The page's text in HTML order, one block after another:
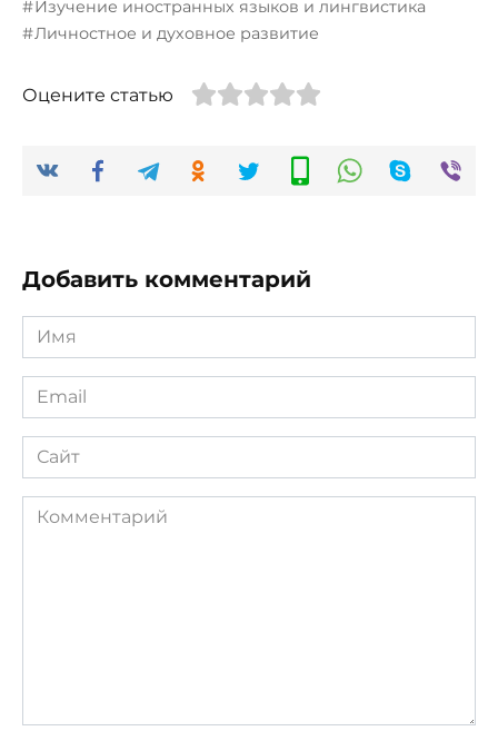
Изучение иностранных языков и лингвистика
Личностное и духовное развитие
Оцените статью
Добавить комментарий
Имя
*
Email
*
Сайт
Комментарий